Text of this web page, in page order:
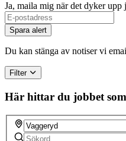
Ja, maila mig när det dyker
If
you
are
a
ignore
this
field
Spara alert
Du kan stänga av notiser vi
Filter
Här hittar du jobbet